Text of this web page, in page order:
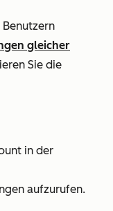
Benutzern
gleicher
Sie die
in der
aufzurufen.